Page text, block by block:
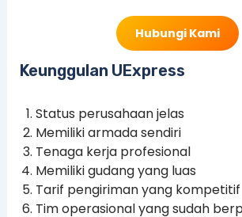
Hubungi Kami
Keunggulan UExpress
Status perusahaan jelas
Memiliki armada sendiri
Tenaga kerja profesional
Memiliki gudang yang luas
Tarif pengiriman yang kompetitif
Tim operasional yang sudah